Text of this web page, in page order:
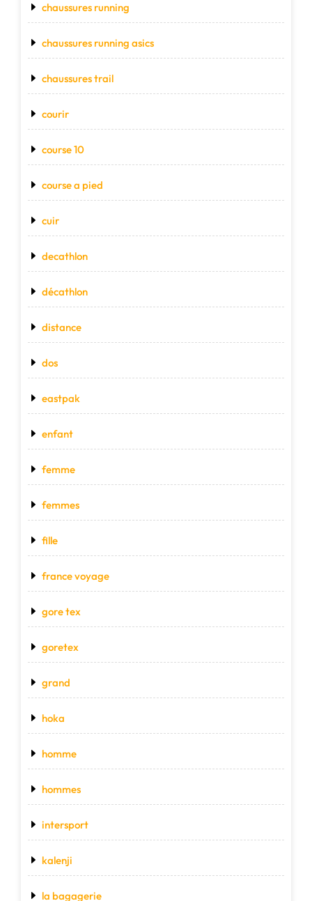
chaussures running
chaussures running asics
chaussures trail
courir
course 10
course a pied
cuir
decathlon
décathlon
distance
dos
eastpak
enfant
femme
femmes
fille
france voyage
gore tex
goretex
grand
hoka
homme
hommes
intersport
kalenji
la bagagerie